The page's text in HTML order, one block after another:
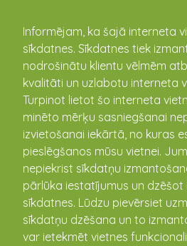
Informējam, ka šajā interneta
sīkdatnes. Sīkdatnes tiek
nodrošinātu klientu vēlmēm
kvalitāti un uzlabotu interneta
Turpinot lietot šo interneta
minēto mērķu sasniegšanai
izvietošanai iekārtā, no kuras
pieslēgšanos mūsu vietnei.
nepiekrist sīkdatņu
pārlūka iestatījumus un
sīkdatnes. Lūdzu pievērsiet
sīkdatņu dzēšana un to
var ietekmēt vietnes
kandava.lv
PASĀKUMU
KALENDĀRS